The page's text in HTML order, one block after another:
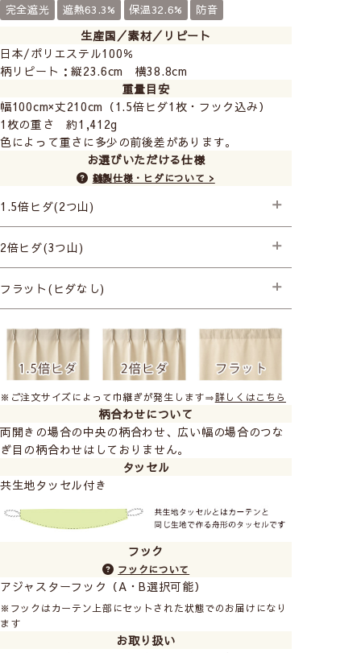
完全遮光 遮熱63.3% 保温32.6% 防音
生産国／素材／リピート
日本/ポリエステル100％
柄リピート：縦23.6cm 横38.8cm
重量目安
幅100cm×丈210cm（1.5倍ヒダ1枚・フック込み）
1枚の重さ 約1,412g
色によって重さに多少の前後差があります。
お選びいただける仕様
縫製仕様・ヒダについて >
1.5倍ヒダ(2つ山)
├プレミアム縫製+形状記憶
2倍ヒダ(3つ山)
├プレミアム縫製+形状記憶
フラット(ヒダなし)
※ご注文サイズによって巾継ぎが発生します⇒詳しくはこちら
柄合わせについて
両開きの場合の中央の柄合わせ、広い幅の場合のつな
ぎ目の柄合わせはしておりません。
タッセル
共生地タッセル付き
フック
フックについて
アジャスターフック（A・B選択可能）
※フックはカーテン上部にセットされた状態でのお届けになり
ます
お取り扱い